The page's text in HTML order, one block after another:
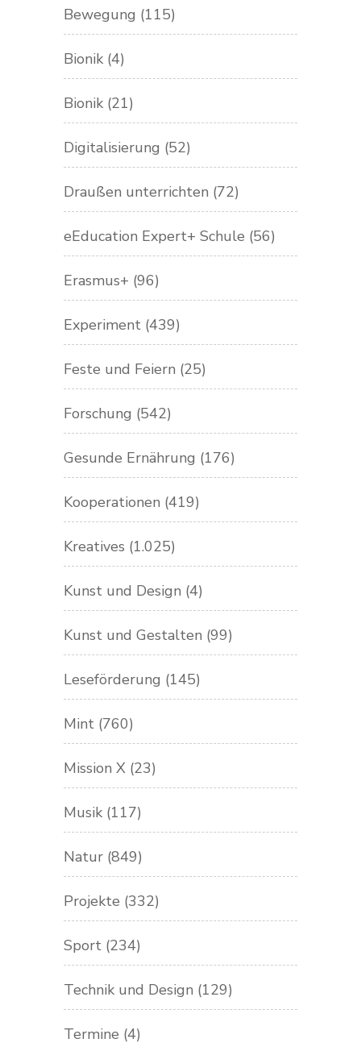
Bewegung (115)
Bionik (4)
Bionik (21)
Digitalisierung (52)
Draußen unterrichten (72)
eEducation Expert+ Schule (56)
Erasmus+ (96)
Experiment (439)
Feste und Feiern (25)
Forschung (542)
Gesunde Ernährung (176)
Kooperationen (419)
Kreatives (1.025)
Kunst und Design (4)
Kunst und Gestalten (99)
Leseförderung (145)
Mint (760)
Mission X (23)
Musik (117)
Natur (849)
Projekte (332)
Sport (234)
Technik und Design (129)
Termine (4)